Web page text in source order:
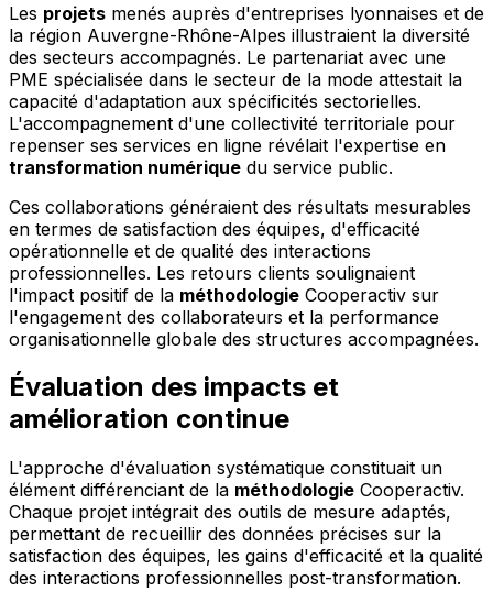
Les projets menés auprès d'entreprises lyonnaises et de
la région Auvergne-Rhône-Alpes illustraient la diversité
des secteurs accompagnés. Le partenariat avec une
PME spécialisée dans le secteur de la mode attestait la
capacité d'adaptation aux spécificités sectorielles.
L'accompagnement d'une collectivité territoriale pour
repenser ses services en ligne révélait l'expertise en
transformation numérique du service public.
Ces collaborations généraient des résultats mesurables
en termes de satisfaction des équipes, d'efficacité
opérationnelle et de qualité des interactions
professionnelles. Les retours clients soulignaient
l'impact positif de la méthodologie Cooperactiv sur
l'engagement des collaborateurs et la performance
organisationnelle globale des structures accompagnées.
Évaluation des impacts et
amélioration continue
L'approche d'évaluation systématique constituait un
élément différenciant de la méthodologie Cooperactiv.
Chaque projet intégrait des outils de mesure adaptés,
permettant de recueillir des données précises sur la
satisfaction des équipes, les gains d'efficacité et la qualité
des interactions professionnelles post-transformation.